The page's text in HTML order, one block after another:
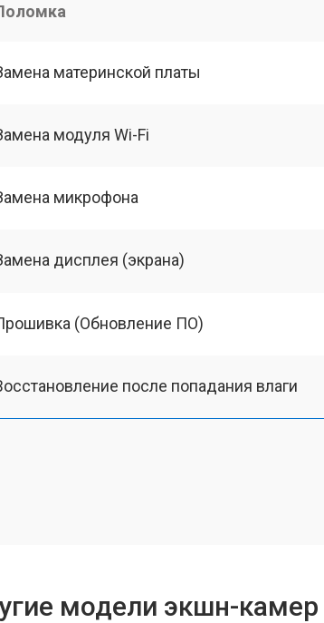
материнской платы
модуля Wi-Fi
микрофона
дисплея (экрана)
(Обновление ПО)
после попадания влаги
модели экшн-камер